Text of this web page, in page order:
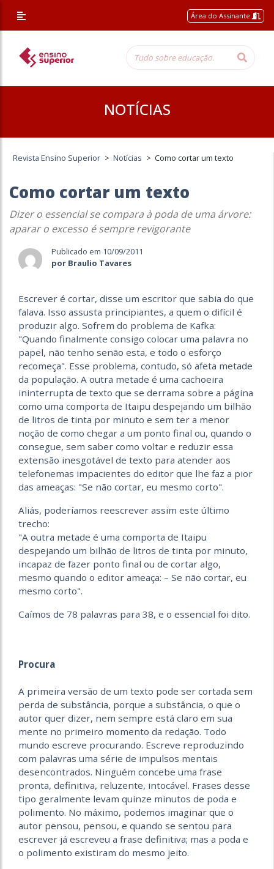
Área do Assinante
NOTÍCIAS
Revista Ensino Superior > Notícias > Como cortar um texto
Como cortar um texto
Dizer o essencial se compara à poda de uma árvore:
aparar o excesso é sempre revigorante
Publicado em 10/09/2011
por Braulio Tavares
Escrever é cortar, disse um escritor que sabia do que
falava. Isso assusta principiantes, a quem o difícil é
produzir algo. Sofrem do problema de Kafka:
"Quando finalmente consigo colocar uma palavra no
papel, não tenho senão esta, e todo o esforço
recomeça". Esse problema, contudo, só afeta metade
da população. A outra metade é uma cachoeira
ininterrupta de texto que se derrama sobre a página
como uma comporta de Itaipu despejando um bilhão
de litros de tinta por minuto e sem ter a menor
noção de como chegar a um ponto final ou, quando o
consegue, sem saber como voltar e reduzir essa
extensão inesgotável de texto para atender aos
telefonemas impacientes do editor que lhe faz a pior
das ameaças: "Se não cortar, eu mesmo corto".
Aliás, poderíamos reescrever assim este último
trecho:
"A outra metade é uma comporta de Itaipu
despejando um bilhão de litros de tinta por minuto,
incapaz de fazer ponto final ou de cortar algo,
mesmo quando o editor ameaça: – Se não cortar, eu
mesmo corto".
Caímos de 78 palavras para 38, e o essencial foi dito.
Procura
A primeira versão de um texto pode ser cortada sem
perda de substância, porque a substância, o que o
autor quer dizer, nem sempre está claro em sua
mente no primeiro momento da redação. Todo
mundo escreve procurando. Escreve reproduzindo
com palavras uma série de impulsos mentais
desencontrados. Ninguém concebe uma frase
pronta, definitiva, reluzente, intocável. Frases desse
tipo geralmente levam quinze minutos de poda e
polimento. No máximo, podemos imaginar que o
autor pensou, pensou, e quando se sentou para
escrever já escreveu a frase definitiva; mas a poda e
o polimento existiram do mesmo jeito.